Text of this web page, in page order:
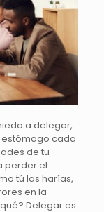
a delegar,
estómago cada
de tu
perder el
tú las harías,
en la
Delegar es